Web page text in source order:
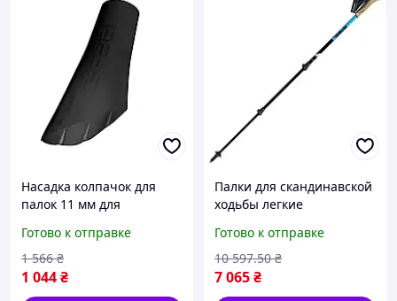
Насадка колпачок для
палок 11 мм для
скандинавская ходьба
трейлраннинг FLAME
Готово к отправке
1 044₴
1 566 ₴
Палки для скандинавской
ходьбы легкие
активного отдыха и
фитнеса FLAME
Готово к отправке
7 065₴
10 597.50 ₴